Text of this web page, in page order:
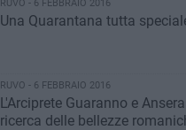
RUVO - 6 FEBBRAIO 2016
Una Quarantana tutta
RUVO - 6 FEBBRAIO 2016
L'Arciprete Guaranno e
ricerca delle bellezze